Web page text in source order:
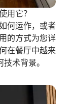
用它？
何运作，或者
的方式为您详
在餐厅中越来
术背景。